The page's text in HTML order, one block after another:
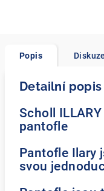
Popis Diskuze
Detailní
Scholl
pantofle
Pantofle Ilary
svou